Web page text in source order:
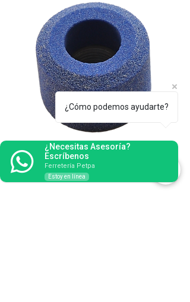
Rueda tipo Sioux para Rectificado de
Válvulas
¿Cómo podemos ayudarte?
¿Necesitas Asesoría?
Escríbenos
Ferretería Petpa
Estoy en línea